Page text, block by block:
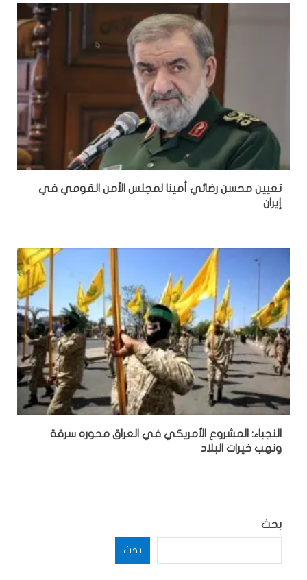
تعيين محسن رضائي أمينا لمجلس الأمن القومي في
إيران
النجباء: المشروع الأمريكي في العراق محوره سرقة
ونهب خيرات البلاد
بحث
بحث